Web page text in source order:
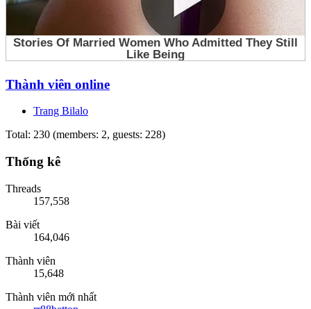
Thành viên online
Trang Bilalo
Total: 230 (members: 2, guests: 228)
Thống kê
Threads
157,558
Bài viết
164,046
Thành viên
15,648
Thành viên mới nhất